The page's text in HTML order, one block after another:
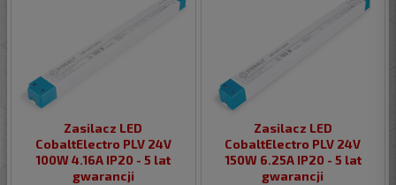
Zasilacz LED
CobaltElectro PLV 24V
100W 4.16A IP20 - 5 lat
gwarancji
Zasilacz LED
CobaltElectro PLV 24V
150W 6.25A IP20 - 5 lat
gwarancji